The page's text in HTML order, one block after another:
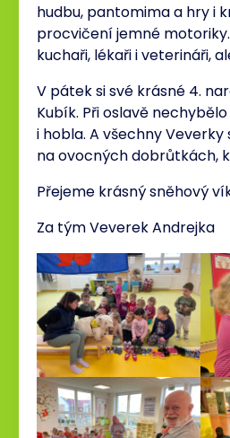
hudbu, pantomima a hry i
procvičení jemné
kuchaři, lékaři i veterináři,
V pátek si své krásné 4.
Kubík. Při oslavě
i hobla. A všechny
na ovocných dobrůtkách,
Přejeme krásný sněhový
Za tým Veverek Andrejka